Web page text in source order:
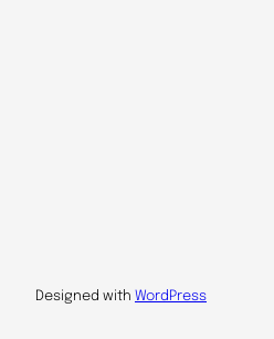
Designed with WordPress